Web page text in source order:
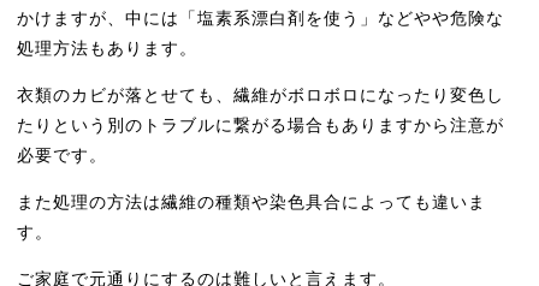
かけますが、中には「塩素系漂白剤を使う」などやや危険な
処理方法もあります。
衣類のカビが落とせても、繊維がボロボロになったり変色し
たりという別のトラブルに繋がる場合もありますから注意が
必要です。
また処理の方法は繊維の種類や染色具合によっても違いま
す。
ご家庭で元通りにするのは難しいと言えます。